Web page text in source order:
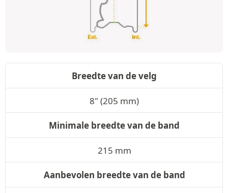
Breedte van de velg
8" (205 mm)
Minimale breedte van de band
215 mm
Aanbevolen breedte van de band